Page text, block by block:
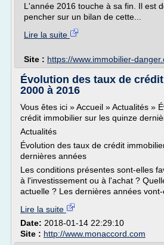
L'année 2016 touche à sa fin. Il est
pencher sur un bilan de cette...
Lire la suite
Site : https://www.immobilier-
Évolution des taux de
2000 à 2016
Vous êtes ici » Accueil » Actualités »
crédit immobilier sur les quinze
Actualités
Évolution des taux de crédit
dernières années
Les conditions présentes sont-elles
à l'investissement ou à l'achat ?
actuelle ? Les dernières années vont-
Lire la suite
Date: 2018-01-14 22:29:10
Site : http://www.monaccord.com